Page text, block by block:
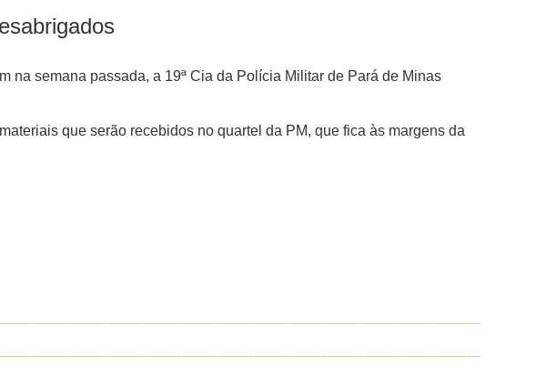
na semana passada, a 19ª Cia da Polícia Militar de Pará de Minas
que serão recebidos no quartel da PM, que fica às margens da